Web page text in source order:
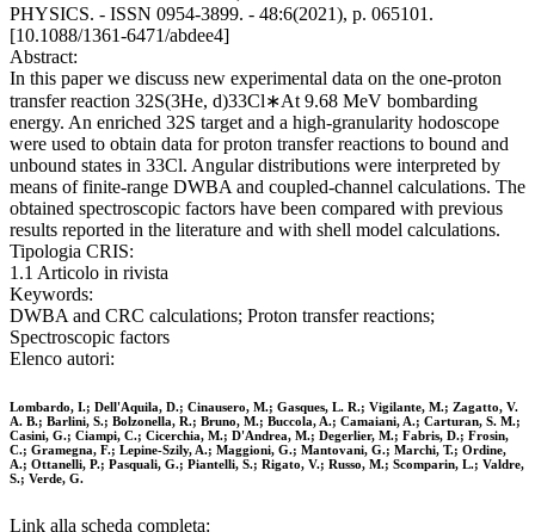
PHYSICS. - ISSN 0954-3899. - 48:6(2021), p. 065101.
[10.1088/1361-6471/abdee4]
Abstract:
In this paper we discuss new experimental data on the one-proton
transfer reaction 32S(3He, d)33Cl∗At 9.68 MeV bombarding
energy. An enriched 32S target and a high-granularity hodoscope
were used to obtain data for proton transfer reactions to bound and
unbound states in 33Cl. Angular distributions were interpreted by
means of finite-range DWBA and coupled-channel calculations. The
obtained spectroscopic factors have been compared with previous
results reported in the literature and with shell model calculations.
Tipologia CRIS:
1.1 Articolo in rivista
Keywords:
DWBA and CRC calculations; Proton transfer reactions;
Spectroscopic factors
Elenco autori:
Lombardo, I.; Dell'Aquila, D.; Cinausero, M.; Gasques, L. R.; Vigilante, M.; Zagatto, V.
A. B.; Barlini, S.; Bolzonella, R.; Bruno, M.; Buccola, A.; Camaiani, A.; Carturan, S. M.;
Casini, G.; Ciampi, C.; Cicerchia, M.; D'Andrea, M.; Degerlier, M.; Fabris, D.; Frosin,
C.; Gramegna, F.; Lepine-Szily, A.; Maggioni, G.; Mantovani, G.; Marchi, T.; Ordine,
A.; Ottanelli, P.; Pasquali, G.; Piantelli, S.; Rigato, V.; Russo, M.; Scomparin, L.; Valdre,
S.; Verde, G.
Link alla scheda completa: